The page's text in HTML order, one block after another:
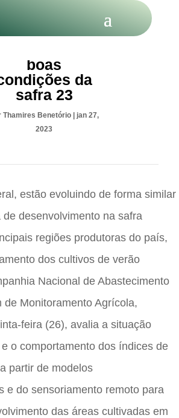
boas
da
safra 23
Thamires Benetório| jan 27,
2023
estão evoluindo de forma similar
desenvolvimento na safra
regiões produtoras do país,
dos cultivos de verão
Nacional de Abastecimento
de Monitoramento Agrícola,
feira (26), avalia a situação
o comportamento dos índices de
partir de modelos
e do sensoriamento remoto para
das áreas cultivadas em